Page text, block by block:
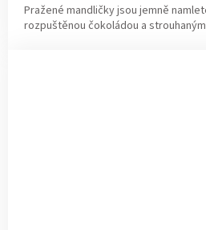
Pražené mandličky jsou jemně
rozpuštěnou čokoládou a